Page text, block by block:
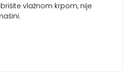
vlažnom krpom, nije